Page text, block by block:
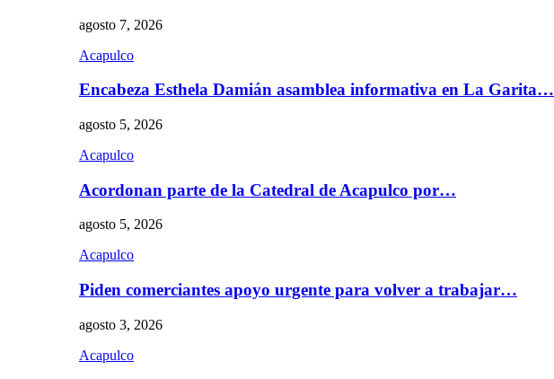
agosto 7, 2026
Acapulco
Encabeza Esthela Damián asamblea informativa en La Garita…
agosto 5, 2026
Acapulco
Acordonan parte de la Catedral de Acapulco por…
agosto 5, 2026
Acapulco
Piden comerciantes apoyo urgente para volver a trabajar…
agosto 3, 2026
Acapulco